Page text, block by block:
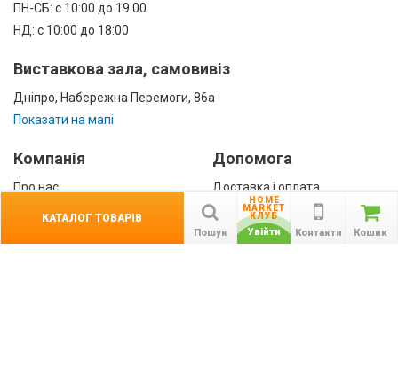
ПН-СБ: с 10:00 до 19:00
НД: с 10:00 до 18:00
Виставкова зала, самовивіз
Дніпро, Набережна Перемоги, 86а
Показати на мапі
Компанія
Про нас
Допомога
Доставка і оплата
Гарантії
Кошик
Контакти
HOME
MARKET
КЛУБ
Увійти
Пошук
КАТАЛОГ ТОВАРІВ